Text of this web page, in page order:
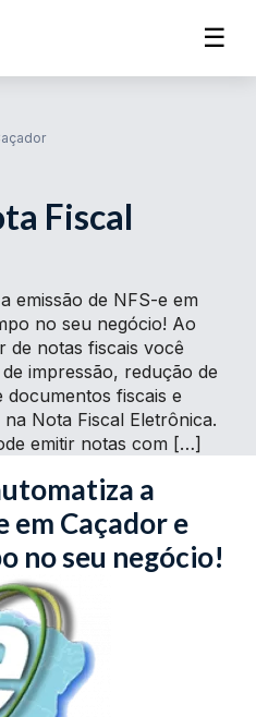
☰
Fiscal
emissão de NFS-e em
no seu negócio! Ao
de notas fiscais você
impressão, redução de
documentos fiscais e
Nota Fiscal Eletrônica.
emitir notas com […]
a
em Caçador e
no seu negócio!